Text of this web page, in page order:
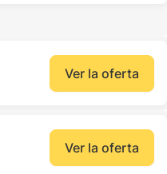
Ver la oferta
Ver la oferta